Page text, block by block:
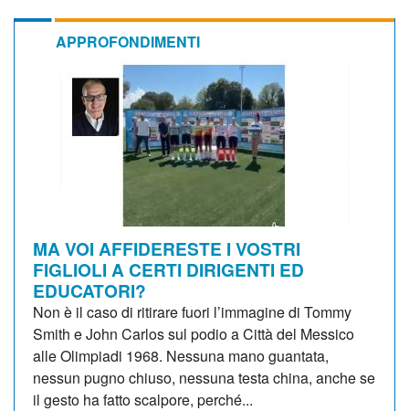
APPROFONDIMENTI
MA VOI AFFIDERESTE I VOSTRI
FIGLIOLI A CERTI DIRIGENTI ED
EDUCATORI?
Non è il caso di ritirare fuori l’immagine di Tommy
Smith e John Carlos sul podio a Città del Messico
alle Olimpiadi 1968. Nessuna mano guantata,
nessun pugno chiuso, nessuna testa china, anche se
il gesto ha fatto scalpore, perché...